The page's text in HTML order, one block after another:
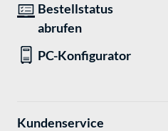
Bestellstatus
abrufen
PC-Konfigurator
Kundenservice